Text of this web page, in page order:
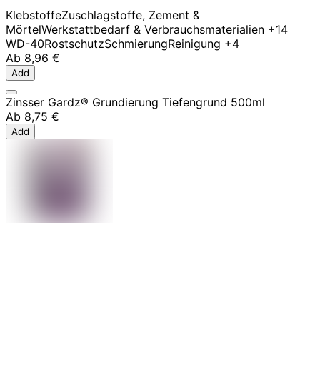
KlebstoffeZuschlagstoffe, Zement &
MörtelWerkstattbedarf & Verbrauchsmaterialien +14
WD-40RostschutzSchmierungReinigung +4
Ab 8,96 €
Add
Zinsser Gardz® Grundierung Tiefengrund 500ml
Ab 8,75 €
Add